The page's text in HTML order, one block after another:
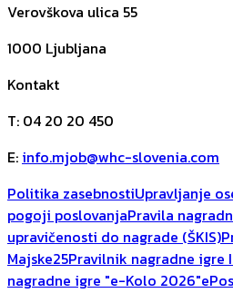
Verovškova ulica 55
1000 Ljubljana
Kontakt
T: 04 20 20 450
E: info.mjob@whc-slovenia.com
Politika zasebnostiUpravljanje
pogoji poslovanjaPravila
upravičenosti do nagrade (ŠKIS)
Majske25Pravilnik nagradne igre
nagradne igre "e-Kolo 2026"